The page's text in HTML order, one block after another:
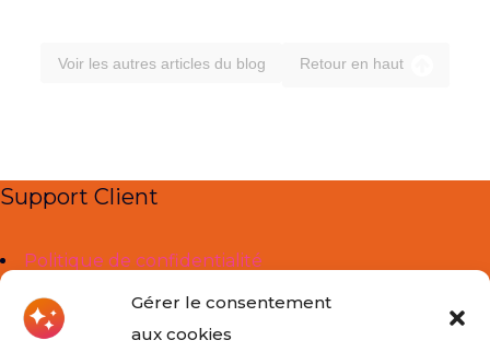
Gérer le consentement
aux cookies
Voir les autres articles du blog Retour en haut
Support Client
Politique de confidentialité
Mentions légales